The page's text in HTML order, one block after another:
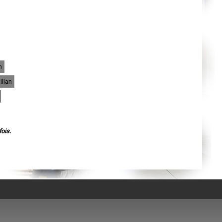
Vesoul
Chalon-sur-Saône
Annecy